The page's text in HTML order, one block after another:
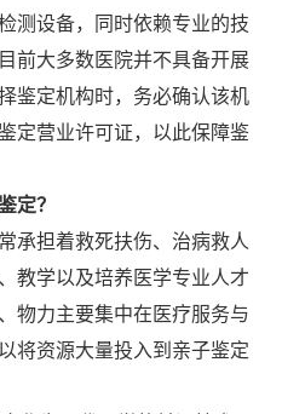
测设备，同时依赖专业的技
前大多数医院并不具备开展
鉴定机构时，务必确认该机
定营业许可证，以此保障鉴
定？
承担着救死扶伤、治病救人
教学以及培养医学专业人才
物力主要集中在医疗服务与
将资源大量投入到亲子鉴定